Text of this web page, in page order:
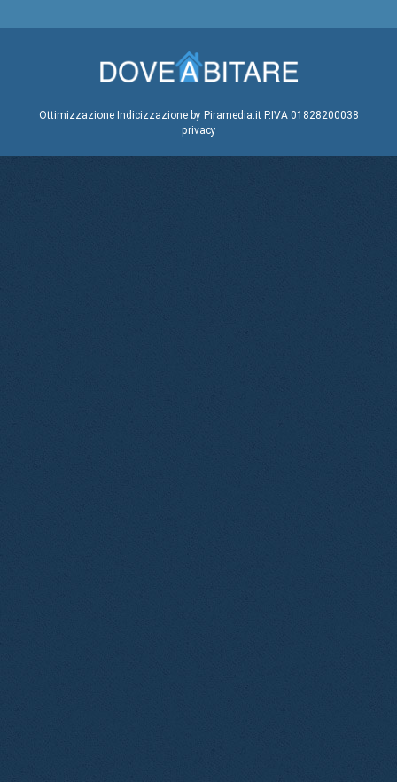
Ottimizzazione Indicizzazione by Piramedia.itP.IVA 01828200038
privacy